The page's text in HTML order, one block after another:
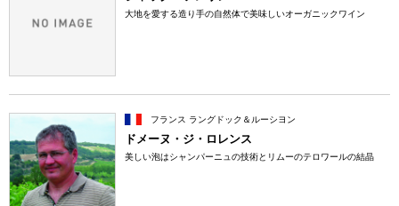
大地を愛する造り手の自然体で美味しいオーガニックワイン
フランス ラングドック＆ルーシヨン
ドメーヌ・ジ・ロレンス
美しい泡はシャンパーニュの技術とリムーのテロワールの結晶